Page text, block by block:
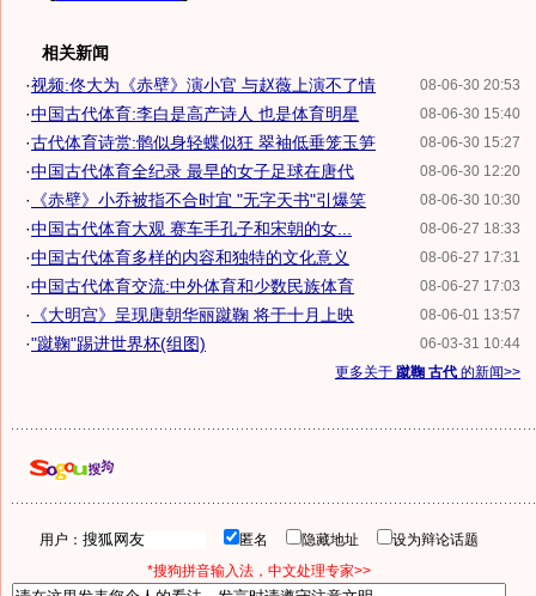
相关新闻
08-06-30 20:53
·视频:佟大为《赤壁》演小官 与赵薇上演不了情
08-06-30 15:40
·中国古代体育:李白是高产诗人 也是体育明星
08-06-30 15:27
·古代体育诗赏:鹘似身轻蝶似狂 翠袖低垂笼玉笋
08-06-30 12:20
·中国古代体育全纪录 最早的女子足球在唐代
08-06-30 10:30
· 《赤壁》小乔被指不合时宜 "无字天书"引爆笑
08-06-27 18:33
·中国古代体育大观 赛车手孔子和宋朝的女...
08-06-27 17:31
·中国古代体育多样的内容和独特的文化意义
08-06-27 17:03
·中国古代体育交流:中外体育和少数民族体育
08-06-01 13:57
· 《大明宫》呈现唐朝华丽蹴鞠 将于十月上映
06-03-31 10:44
·"蹴鞠"踢进世界杯(组图)
更多关于 蹴鞠 古代 的新闻>>
用户： 匿名 隐藏地址
设为辩论话题
*搜狗拼音输入法，中文处理专家>>